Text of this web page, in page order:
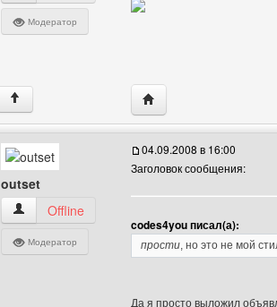
Модератор
↑ Посетить сайт
outset
outset Посмотреть профиль
Offline
Модератор
04.09.2008 в 16:00
Заголовок сообщения:
codes4you писал(а):
прости, но это не мой
Да я просто выложил